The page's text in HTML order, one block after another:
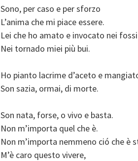
Sono, per caso e per sforzo
L’anima che mi piace essere.
Lei che ho amato e invocato nei
Nei tornado miei più bui.
Ho pianto lacrime d’aceto e
Son sazia, ormai, di morte.
Son nata, forse, o vivo e basta.
Non m’importa quel che è.
Non m’importa nemmeno ció che è
M’è caro questo vivere,